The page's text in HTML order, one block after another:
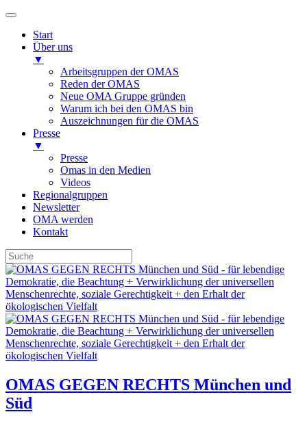
Start
Über uns
▼
Arbeitsgruppen der OMAS
Reden der OMAS
Neue OMA Gruppe gründen
Warum ich bei den OMAS bin
Auszeichnungen für die OMAS
Presse
▼
Presse
Omas in den Medien
Videos
Regionalgruppen
Newsletter
OMA werden
Kontakt
OMAS GEGEN RECHTS München und
Süd